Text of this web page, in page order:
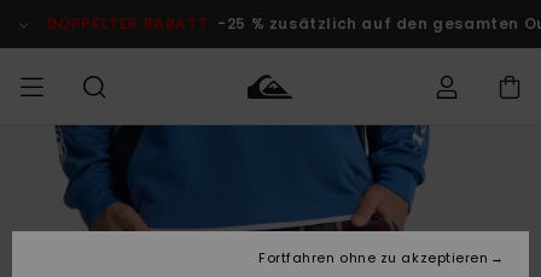
Produktinformation
DOPPELTER RABATT -25 % zusätzlich auf den gesamten
MÄNNER
Accessoires
JUNGEN
Accessoires
Brandneu
VersandFortfahren ohne zu akzeptieren